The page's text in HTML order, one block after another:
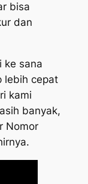
bisa
dan
ke sana
lebih cepat
kami
banyak,
Nomor